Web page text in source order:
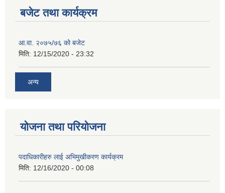
बजेट तथा कार्यक्रम
आ.वा. २०७५/७६ को बजेट
मिति: 12/15/2020 - 23:32
अन्य
योजना तथा परियोजना
पदाधिकारीहरु लाई अभिमुखीकरण कार्यक्रम
मिति: 12/16/2020 - 00:08